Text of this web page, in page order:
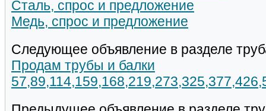
Сталь, спрос и предложение
Медь, спрос и предложение
Следующее объявление в разделе
Продам трубы и балки